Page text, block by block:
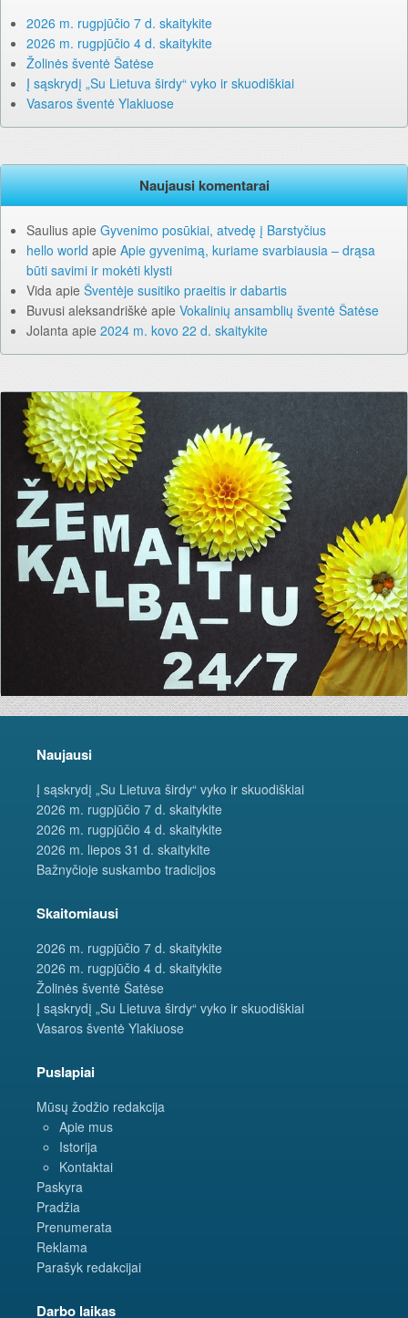
2026 m. rugpjūčio 7 d. skaitykite
2026 m. rugpjūčio 4 d. skaitykite
Žolinės šventė Šatėse
Į sąskrydį „Su Lietuva širdy“ vyko ir skuodiškiai
Vasaros šventė Ylakiuose
Naujausi komentarai
Saulius apie Gyvenimo posūkiai, atvedę į Barstyčius
hello world apie Apie gyvenimą, kuriame svarbiausia – drąsa
būti savimi ir mokėti klysti
Vida apie Šventėje susitiko praeitis ir dabartis
Buvusi aleksandriškė apie Vokalinių ansamblių šventė Šatėse
Jolanta apie 2024 m. kovo 22 d. skaitykite
Naujausi
Į sąskrydį „Su Lietuva širdy“ vyko ir skuodiškiai
2026 m. rugpjūčio 7 d. skaitykite
2026 m. rugpjūčio 4 d. skaitykite
2026 m. liepos 31 d. skaitykite
Bažnyčioje suskambo tradicijos
Skaitomiausi
2026 m. rugpjūčio 7 d. skaitykite
2026 m. rugpjūčio 4 d. skaitykite
Žolinės šventė Šatėse
Į sąskrydį „Su Lietuva širdy“ vyko ir skuodiškiai
Vasaros šventė Ylakiuose
Puslapiai
Mūsų žodžio redakcija
Apie mus
Istorija
Kontaktai
Paskyra
Pradžia
Prenumerata
Reklama
Parašyk redakcijai
Darbo laikas